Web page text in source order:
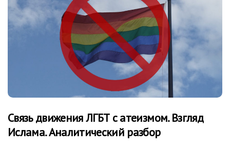
Связь движения ЛГБТ с атеизмом. Взгляд
Ислама. Аналитический разбор